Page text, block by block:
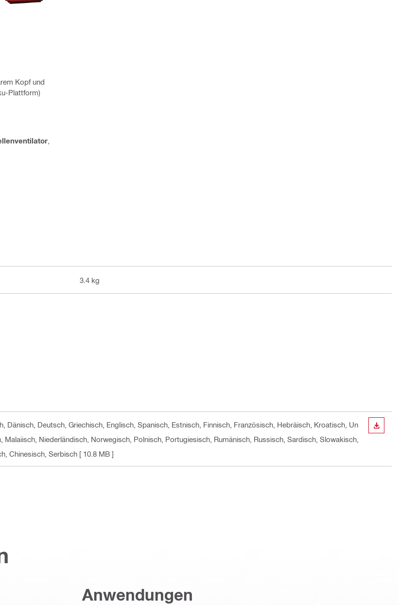
Kopf und
Plattform)
3.4 kg
Dänisch, Deutsch, Griechisch, Englisch, Spanisch, Estnisch, Finnisch, Französisch, Hebräisch, Kroatisch, Un
Niederländisch, Norwegisch, Polnisch, Portugiesisch, Rumänisch, Russisch, Sardisch, Slowakisch,
Chinesisch, Serbisch [ 10.8 MB ]
Anwendungen